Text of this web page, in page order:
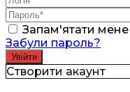
Запам'ятати мене
Забули пароль?
Створити акаунт